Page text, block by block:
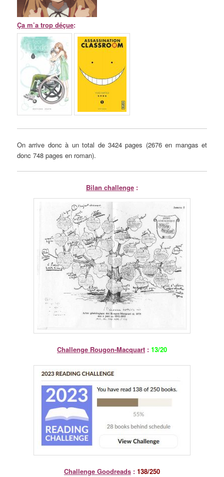
Ça m’a trop déçue:
On arrive donc à un total de 3424 pages (2676 en mangas et
donc 748 pages en roman).
Bilan challenge :
Challenge Rougon-Macquart : 13/20
Challenge Goodreads : 138/250